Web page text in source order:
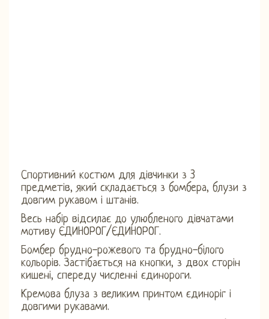
Спортивний костюм для дівчинки з 3
предметів, який складається з бомбера, блузи з
довгим рукавом і штанів.
Весь набір відсилає до улюбленого дівчатами
мотиву ЄДИНОРОГ/ЄДИНОРОГ.
Бомбер брудно-рожевого та брудно-білого
кольорів. Застібається на кнопки, з двох сторін
кишені, спереду численні єдинороги.
Кремова блуза з великим принтом єдиноріг і
довгими рукавами.